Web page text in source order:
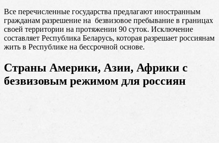
Все перечисленные государства предлагают иностранным
гражданам разрешение на безвизовое пребывание в границах
своей территории на протяжении 90 суток. Исключение
составляет Республика Беларусь, которая разрешает россиянам
жить в Республике на бессрочной основе.
Страны Америки, Азии, Африки с
безвизовым режимом для россиян